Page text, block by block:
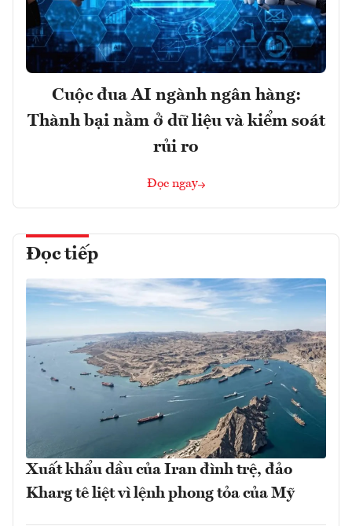
Cuộc đua AI ngành ngân hàng:
Thành bại nằm ở dữ liệu và kiểm soát
rủi ro
Đọc ngay
Đọc tiếp
Xuất khẩu dầu của Iran đình trệ, đảo
Kharg tê liệt vì lệnh phong tỏa của Mỹ